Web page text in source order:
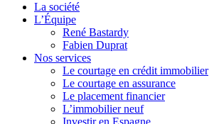
La société
L’Équipe
René Bastardy
Fabien Duprat
Nos services
Le courtage en crédit immobilier
Le courtage en assurance
Le placement financier
L’immobilier neuf
Investir en Espagne